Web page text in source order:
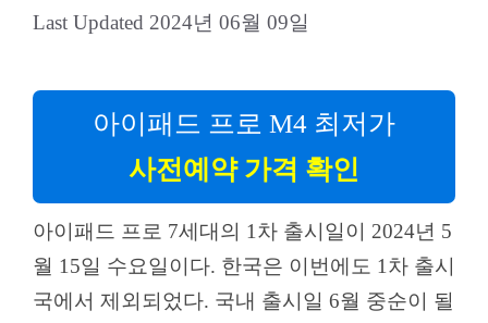
2024년 06월 09일
아이패드 프로 M4 최저가
사전예약 가격 확인
아이패드 프로 7세대의 1차 출시일이 2024년 5
월 15일 수요일이다. 한국은 이번에도 1차 출시
국에서 제외되었다. 국내 출시일 6월 중순이 될